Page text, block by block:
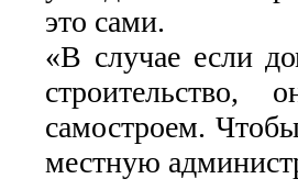
это сами.
«В случае если
самостроем.
местную